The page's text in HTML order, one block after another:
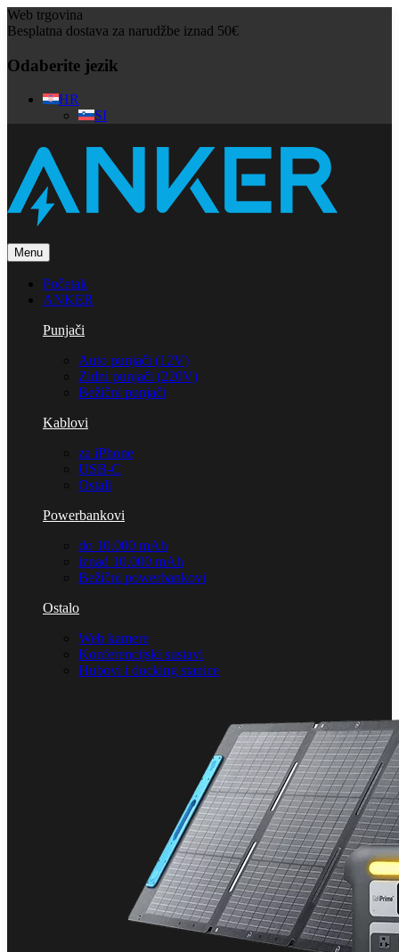
Web trgovina
Besplatna dostava za narudžbe iznad 50€
Odaberite jezik
HR
SI
Menu
Početak
ANKER
Punjači
Auto punjači (12V)
Zidni punjači (220V)
Bežični punjači
Kablovi
za iPhone
USB-C
Ostali
Powerbankovi
do 10.000 mAh
iznad 10.000 mAh
Bežični powerbankovi
Ostalo
Web kamere
Konferencijski sustavi
Hubovi i docking stanice